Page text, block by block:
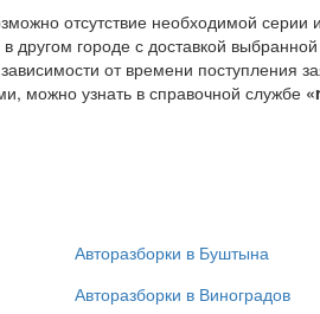
отсутствие необходимой серии
городе с доставкой
от времени поступления
можно узнать в справочной службе
Авторазборки в Буштына
Авторазборки в Виноградов